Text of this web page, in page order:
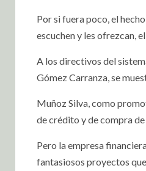
Por si fuera poco, el
escuchen y les ofrezcan,
A los directivos del
Gómez Carranza, se
Muñoz Silva, como
de crédito y de compra
Pero la empresa
fantasiosos proyectos